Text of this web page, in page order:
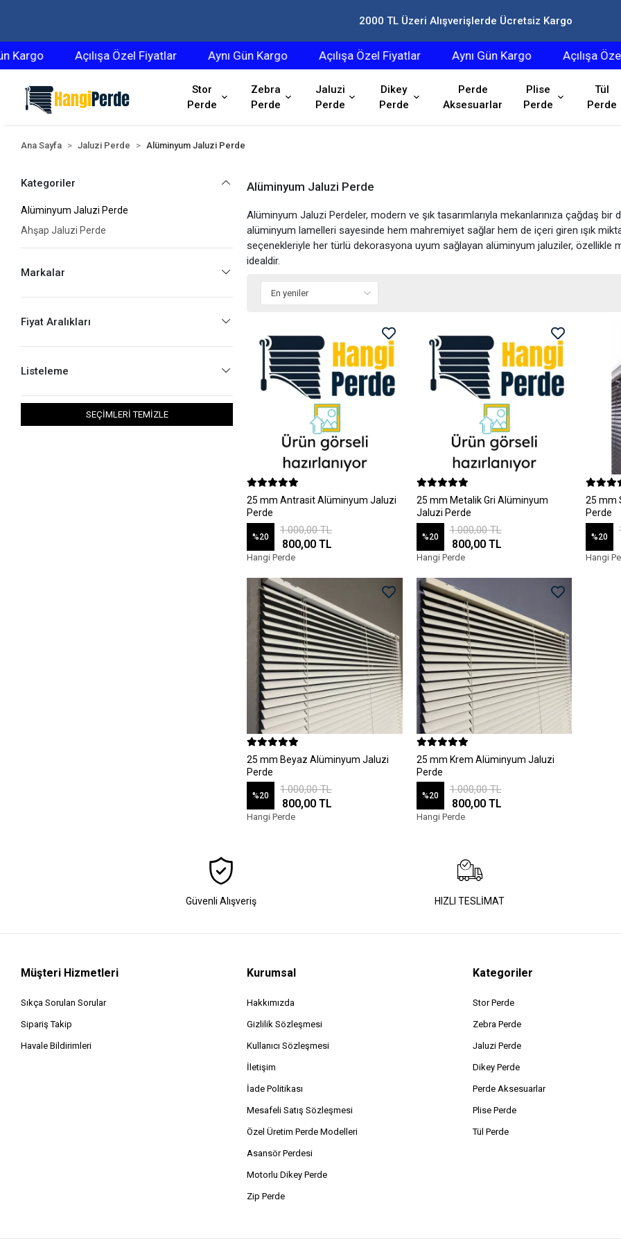
2000 TL Üzeri Alışverişlerde Ücretsiz Kargo
Açılışa Özel Fiyatlar Aynı Gün Kargo Açılışa Özel Fiyatlar Aynı Gün Kargo Açılışa Özel
Stor
Perde
Zebra
Perde
Jaluzi
Perde
Dikey
Perde
Perde
Aksesuarlar
Plise
Perde
Tül
Perde
Ana Sayfa Jaluzi Perde Alüminyum Jaluzi Perde
Kategoriler
Alüminyum Jaluzi Perde
Ahşap Jaluzi Perde
Markalar
Fiyat Aralıkları
Listeleme
SEÇİMLERİ TEMİZLE
Alüminyum Jaluzi Perde
Alüminyum Jaluzi Perdeler, modern ve şık tasarımlarıyla mekanlarınıza çağdaş bir
alüminyum lamelleri sayesinde hem mahremiyet sağlar hem de içeri giren ışık
seçenekleriyle her türlü dekorasyona uyum sağlayan alüminyum jaluziler, özellikle
idealdir.
25 mm Antrasit Alüminyum Jaluzi
Perde
%20
1.000,00 TL
800,00 TL
Hangi Perde
25 mm Metalik Gri Alüminyum
Jaluzi Perde
%20
1.000,00 TL
800,00 TL
Hangi Perde
25 mm
Perde
%20
Hangi
25 mm Beyaz Alüminyum Jaluzi
Perde
%20
1.000,00 TL
800,00 TL
Hangi Perde
25 mm Krem Alüminyum Jaluzi
Perde
%20
1.000,00 TL
800,00 TL
Hangi Perde
Güvenli Alışveriş HIZLI TESLİMAT
Müşteri Hizmetleri
Sıkça Sorulan Sorular
Sipariş Takip
Havale Bildirimleri
Kurumsal
Hakkımızda
Gizlilik Sözleşmesi
Kullanıcı Sözleşmesi
İletişim
İade Politikası
Mesafeli Satış Sözleşmesi
Özel Üretim Perde Modelleri
Asansör Perdesi
Motorlu Dikey Perde
Zip Perde
Kategoriler
Stor Perde
Zebra Perde
Jaluzi Perde
Dikey Perde
Perde Aksesuarlar
Plise Perde
Tül Perde